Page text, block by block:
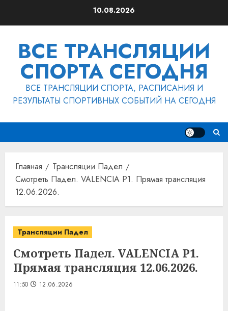
10.08.2026
ВСЕ ТРАНСЛЯЦИИ
СПОРТА СЕГОДНЯ
ВСЕ ТРАНСЛЯЦИИ СПОРТА, РАСПИСАНИЯ И
РЕЗУЛЬТАТЫ СПОРТИВНЫХ СОБЫТИЙ НА СЕГОДНЯ
Главная
Трансляции Падел
Смотреть Падел. VALENCIA P1. Прямая трансляция
12.06.2026.
Трансляции Падел
Смотреть Падел. VALENCIA P1.
Прямая трансляция 12.06.2026.
11:50 12.06.2026